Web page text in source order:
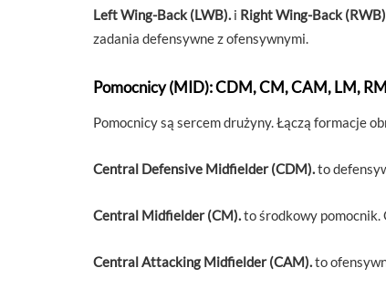
Left Wing-Back (LWB). i Right Wing-Back (RWB)
zadania defensywne z ofensywnymi.
Pomocnicy (MID): CDM, CM, CAM, LM, RM
Pomocnicy są sercem drużyny. Łączą formacje
Central Defensive Midfielder (CDM).to
Central Midfielder (CM).to środkowy pomocnik.
Central Attacking Midfielder (CAM).to